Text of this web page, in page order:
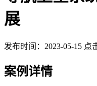
展
发布时间：2023-05-15 点
案例详情